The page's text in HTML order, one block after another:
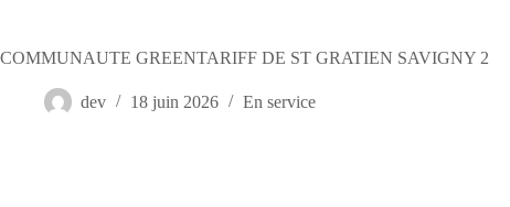
COMMUNAUTE GREENTARIFF DE ST GRATIEN SAVIGNY 2
dev 18 juin 2026 En service